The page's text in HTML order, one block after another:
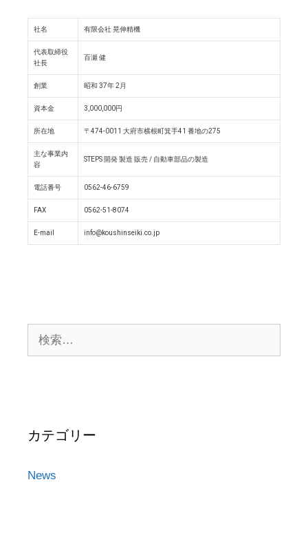
社名 有限会社 晃伸精機
代表取締役
社長
百瀬 健
創業 昭和 37年 2月
資本金 3,000,000円
所在地 〒474-0011 大府市横根町箕手41 番地の275
主な事業内
容
STEPS 開発 製造 販売 / 自動車部品の製造
電話番号 0562-46-6759
FAX 0562-51-8074
E-mail info@koushinseiki.co.jp
カテゴリー
News